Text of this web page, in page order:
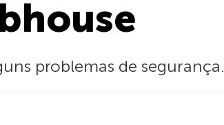
problemas de segurança.